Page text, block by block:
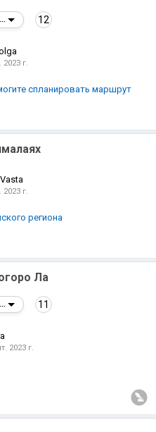
12
2023 г.
спланировать маршрут
2023 г.
региона
Ла
11
2023 г.